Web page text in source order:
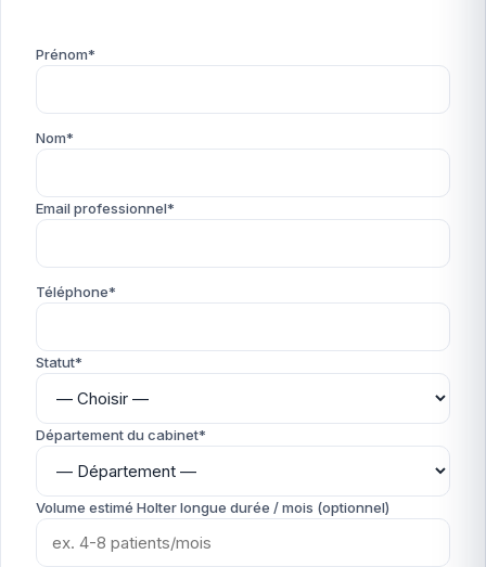
Prénom*
Nom*
Email professionnel*
Téléphone*
Statut*
Département du cabinet*
Volume estimé Holter longue durée / mois (optionnel)